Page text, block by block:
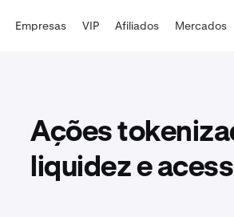
Empresas VIP Afiliados Mercados
Ações
liquidez e